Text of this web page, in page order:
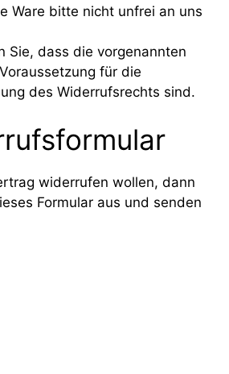
Ware bitte nicht unfrei an uns
Sie, dass die vorgenannten
für die
des Widerrufsrechts sind.
widerrufen wollen, dann
Formular aus und senden